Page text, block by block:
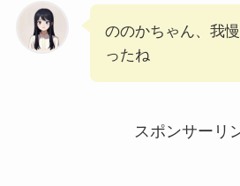
ののかちゃん、我
ったね
スポンサーリ